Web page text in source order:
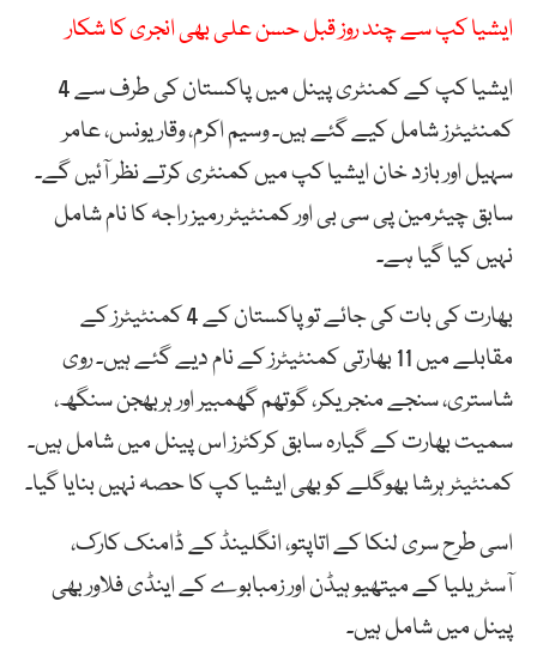
ایشیا کپ سے چند روز قبل حسن علی بھی انجری کا شکار
ایشیا کپ کے کمنٹری پینل میں پاکستان کی طرف سے 4
کمنٹیٹرز شامل کیے گئے ہیں۔ وسیم اکرم، وقار یونس، عامر
سہیل اور بازد خان ایشیا کپ میں کمنٹری کرتے نظر آئیں گے۔
سابق چیئرمین پی سی بی اور کمنٹیٹر رمیز راجہ کا نام شامل
نہیں کیا گیا ہے۔
بھارت کی بات کی جائے تو پاکستان کے 4 کمنٹیٹرز کے
مقابلے میں 11 بھارتی کمنٹیٹرز کے نام دیے گئے ہیں۔ روی
شاستری، سنجے منجریکر، گوتھم گھمبیر اور ہربھجن سنگھ،
سمیت بھارت کے گیارہ سابق کرکٹرز اس پینل میں شامل ہیں۔
کمنٹیٹر ہرشا بھوگلے کو بھی ایشیا کپ کا حصہ نہیں بنایا گیا۔
اسی طرح سری لنکا کے اتاپتو، انگلینڈ کے ڈامنک کارک،
آسٹریلیا کے میتھیو ہیڈن اور زمبابوے کے اینڈی فلاور بھی
پینل میں شامل ہیں۔